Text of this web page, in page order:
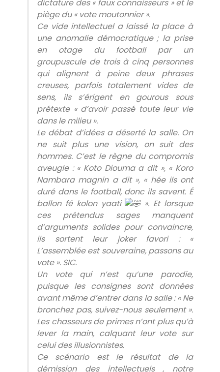
​dictature des « faux connaisseurs » et le
piège du « vote moutonnier ».
​Ce vide intellectuel a laissé la place à
une anomalie démocratique ; la prise
en otage du football par un
groupuscule de trois à cinq personnes
qui alignent à peine deux phrases
creuses, parfois totalement vides de
sens, ils s’érigent en gourous sous
prétexte « d’avoir passé toute leur vie
dans le milieu ».
​Le débat d’idées a déserté la salle. On
ne suit plus une vision, on suit des
hommes. C’est le règne du compromis
aveugle : « Koto Diouma a dit », « Koro
Nambara magnin a dit », « hée ils ont
duré dans le football, donc ils savent. É
ballon fé kolon yaati
». Et lorsque
ces prétendus sages manquent
d’arguments solides pour convaincre,
ils sortent leur joker favori : «
L’assemblée est souveraine, passons au
vote ». SIC.
​Un vote qui n’est qu’une parodie,
puisque les consignes sont données
avant même d’entrer dans la salle : « Ne
bronchez pas, suivez-nous seulement ».
Les chasseurs de primes n’ont plus qu’à
lever la main, calquant leur vote sur
celui des illusionnistes.
Ce scénario est le résultat de la
démission des intellectuels , notre